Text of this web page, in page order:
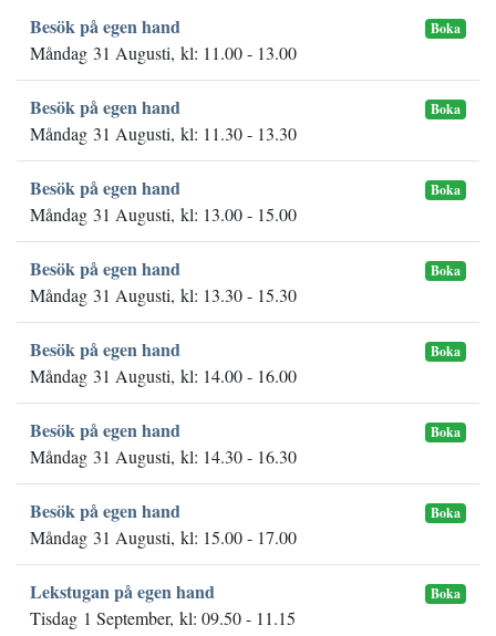
Besök på egen hand Boka
Måndag 31 Augusti, kl: 11.00 - 13.00
Besök på egen hand Boka
Måndag 31 Augusti, kl: 11.30 - 13.30
Besök på egen hand Boka
Måndag 31 Augusti, kl: 13.00 - 15.00
Besök på egen hand Boka
Måndag 31 Augusti, kl: 13.30 - 15.30
Besök på egen hand Boka
Måndag 31 Augusti, kl: 14.00 - 16.00
Besök på egen hand Boka
Måndag 31 Augusti, kl: 14.30 - 16.30
Besök på egen hand Boka
Måndag 31 Augusti, kl: 15.00 - 17.00
Lekstugan på egen hand Boka
Tisdag 1 September, kl: 09.50 - 11.15